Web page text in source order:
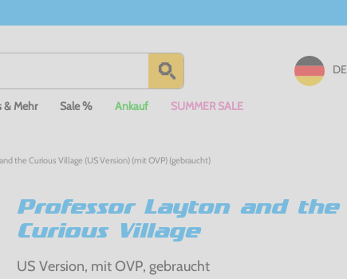
DE
& Mehr Sale % Ankauf SUMMER SALE
the Curious Village (US Version) (mit OVP) (gebraucht)
Professor Layton and the
Curious Village
US Version, mit OVP, gebraucht